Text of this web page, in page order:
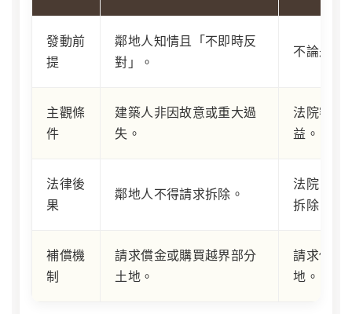
發動前
提
鄰地人知情且「不即時反
對」。
不論是否
主觀條
件
建築人非因故意或重大過
失。
法院審酌
益。
法律後
果
鄰地人不得請求拆除。
法院「得
拆除。
補償機
制
請求償金或購買越界部分
土地。
請求償金
地。